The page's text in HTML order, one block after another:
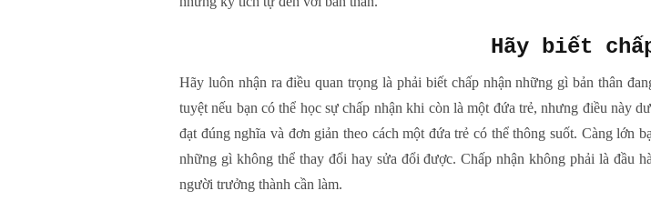
Hãy biết
Hãy luôn nhận ra điều quan trọng là phải biết chấp nhận những gì bản thân
tuyệt nếu bạn có thể học sự chấp nhận khi còn là một đứa trẻ, nhưng điều này
đạt đúng nghĩa và đơn giản theo cách một đứa trẻ có thể thông suốt. Càng lớn
những gì không thể thay đổi hay sửa đổi được. Chấp nhận không phải là đầu
người trưởng thành cần làm.